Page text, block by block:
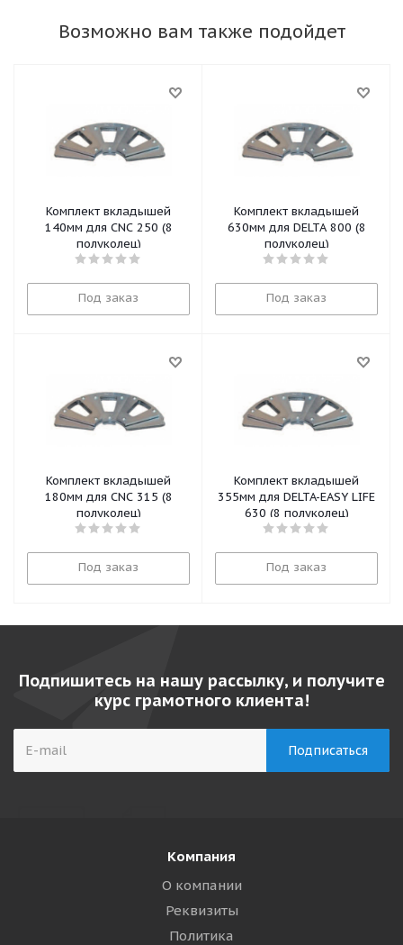
Возможно вам также подойдет
Комплект вкладышей
140мм для CNC 250 (8
полуколец)
Под заказ
Комплект вкладышей
630мм для DELTA 800 (8
полуколец)
Под заказ
Комплект вкладышей
180мм для CNC 315 (8
полуколец)
Под заказ
Комплект вкладышей
355мм для DELTA-EASY LIFE
630 (8 полуколец)
Под заказ
Подпишитесь на нашу рассылку, и получите
курс грамотного клиента!
Компания
О компании
Реквизиты
Политика